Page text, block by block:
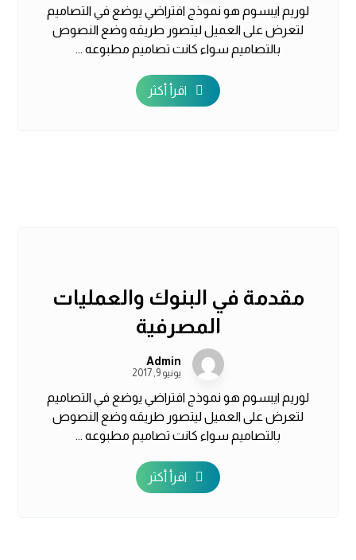
لوريم ايبسوم هو نموذج افتراضي يوضع في التصاميم
لتعرض على العميل ليتصور طريقه وضع النصوص
بالتصاميم سواء كانت تصاميم مطبوعه ...
اقرأ أكثر
مقدمة في البنوك والعمليات
المصرفية
Admin
يونيو 9, 2017
لوريم ايبسوم هو نموذج افتراضي يوضع في التصاميم
لتعرض على العميل ليتصور طريقه وضع النصوص
بالتصاميم سواء كانت تصاميم مطبوعه ...
اقرأ أكثر